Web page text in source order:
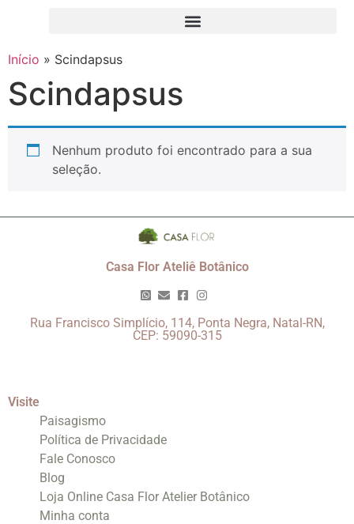
Início » Scindapsus
Scindapsus
Nenhum produto foi encontrado para a sua
seleção.
Casa Flor Ateliê Botânico
Rua Francisco Simplício, 114, Ponta Negra, Natal-RN,
CEP: 59090-315
Visite
Paisagismo
Política de Privacidade
Fale Conosco
Blog
Loja Online Casa Flor Atelier Botânico
Minha conta